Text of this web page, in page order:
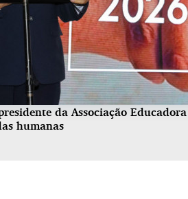
da Associação
humanas